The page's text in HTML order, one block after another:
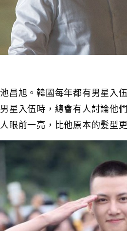
昌旭。韓國每年都有男星入
星入伍時，總會有人討論他
眼前一亮，比他原本的髮型